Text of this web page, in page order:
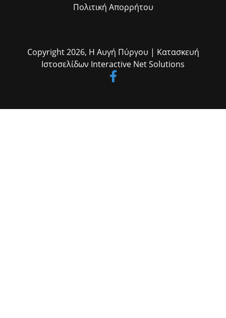
Πολιτική Απορρήτου
Copyright 2026, Η Αυγή Πύργου | Κατασκευή
Ιστοσελίδων Interactive Net Solutions